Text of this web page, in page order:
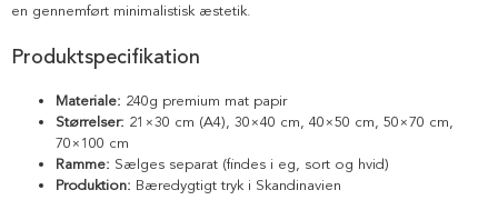
en gennemført minimalistisk æstetik.
Produktspecifikation
Materiale: 240g premium mat papir
Størrelser: 21×30 cm (A4), 30×40 cm, 40×50 cm, 50×70 cm,
70×100 cm
Ramme: Sælges separat (findes i eg, sort og hvid)
Produktion: Bæredygtigt tryk i Skandinavien